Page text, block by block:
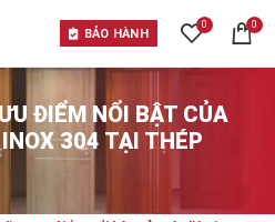
BẢO HÀNH
0 0
ĐIỂM NỔI BẬT CỦA
304 TẠI THÉP